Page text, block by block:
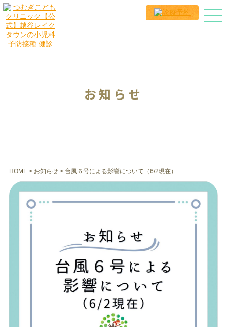
お知らせ
HOME> お知らせ> 台風６号による影響について（6/2現在）